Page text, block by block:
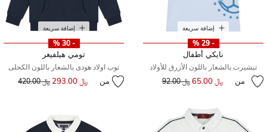
إضافة سريعة
- 29 %
نايكي أطفال
تيشيرت بالشعار باللون الأزرق للأولاد
من ﷼ 65.00 سعر مخفض من﷼ 92.00
إضافة سريعة
- 30 %
تومي هيلفيغر
توب اولاد هودى بالشعار باللون الكحلى
من ﷼ 293.00 سعر مخفض من
﷼ 420.00 إلى